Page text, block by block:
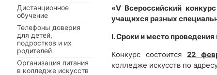
«V Всероссийский
учащихся разных
I. Сроки и место проведения
Конкурс состоится22
колледже искусств по
Дистанционное
обучение
Телефоны доверия
для детей,
подростков и их
родителей
Организация питания
в колледже искусств